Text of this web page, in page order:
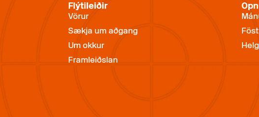
Flýtileiðir
Vörur
Sækja um aðgang
Um okkur
Framleiðslan